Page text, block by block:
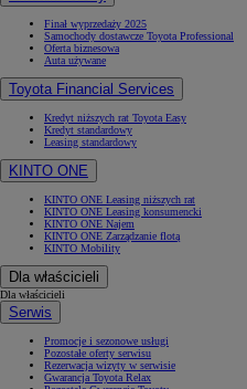
Finał wyprzedaży 2025
Samochody dostawcze Toyota Professional
Oferta biznesowa
Auta używane
Toyota Financial Services
Kredyt niższych rat Toyota Easy
Kredyt standardowy
Leasing standardowy
KINTO ONE
KINTO ONE Leasing niższych rat
KINTO ONE Leasing konsumencki
KINTO ONE Najem
KINTO ONE Zarządzanie flotą
KINTO Mobility
Dla właścicieli
Dla właścicieli
Serwis
Promocje i sezonowe usługi
Pozostałe oferty serwisu
Rezerwacja wizyty w serwisie
Gwarancja Toyota Relax